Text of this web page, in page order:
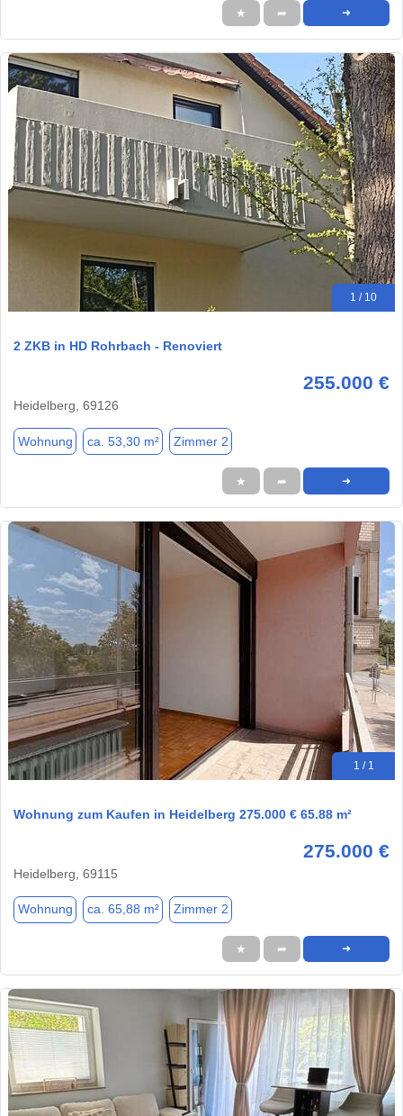
★ ➦ ➜
1 / 10
2 ZKB in HD Rohrbach - Renoviert
255.000 €
Heidelberg, 69126
Wohnung ca. 53,30 m² Zimmer 2
★ ➦ ➜
1 / 1
Wohnung zum Kaufen in Heidelberg 275.000 € 65.88 m²
275.000 €
Heidelberg, 69115
Wohnung ca. 65,88 m² Zimmer 2
★ ➦ ➜